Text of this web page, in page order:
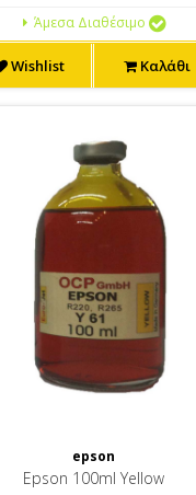
Άμεσα Διαθέσιμο
Wishlist Καλάθι
epson
Epson 100ml Yellow